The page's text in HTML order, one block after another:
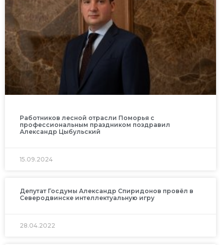
Работников лесной отрасли Поморья с
профессиональным праздником поздравил
Александр Цыбульский
15.09.2024
Депутат Госдумы Александр Спиридонов провёл в
Северодвинске интеллектуальную игру
28.04.2022